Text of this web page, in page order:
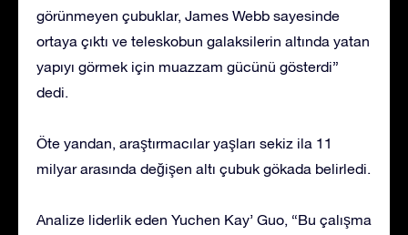
görünmeyen çubuklar, James Webb sayesinde
ortaya çıktı ve teleskobun galaksilerin altında yatan
yapıyı görmek için muazzam gücünü gösterdi”
dedi.
Öte yandan, araştırmacılar yaşları sekiz ila 11
milyar arasında değişen altı çubuk gökada belirledi.
Analize liderlik eden Yuchen Kay’ Guo, “Bu çalışma